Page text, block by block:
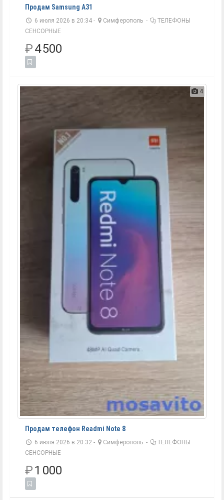
Продам Samsung A31
6 июля 2026 в 20:34 - Симферополь -
ТЕЛЕФОНЫ
СЕНСОРНЫЕ
₽4 500
4
Продам телефон Readmi Note 8
6 июля 2026 в 20:32 - Симферополь -
ТЕЛЕФОНЫ
СЕНСОРНЫЕ
₽1 000